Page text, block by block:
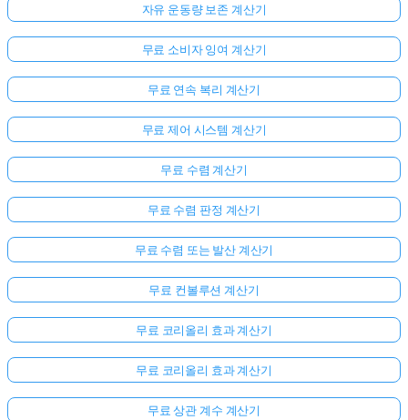
자유 운동량 보존 계산기
무료 소비자 잉여 계산기
무료 연속 복리 계산기
무료 제어 시스템 계산기
무료 수렴 계산기
무료 수렴 판정 계산기
무료 수렴 또는 발산 계산기
무료 컨볼루션 계산기
무료 코리올리 효과 계산기
무료 코리올리 효과 계산기
무료 상관 계수 계산기